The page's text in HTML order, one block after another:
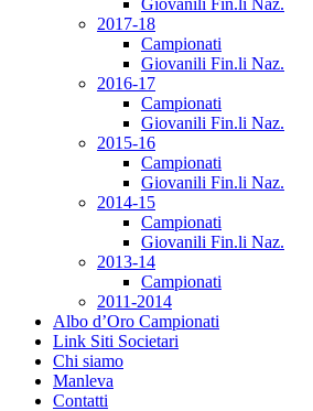
Giovanili Fin.li Naz.
2017-18
Campionati
Giovanili Fin.li Naz.
2016-17
Campionati
Giovanili Fin.li Naz.
2015-16
Campionati
Giovanili Fin.li Naz.
2014-15
Campionati
Giovanili Fin.li Naz.
2013-14
Campionati
2011-2014
Albo d’Oro Campionati
Link Siti Societari
Chi siamo
Manleva
Contatti